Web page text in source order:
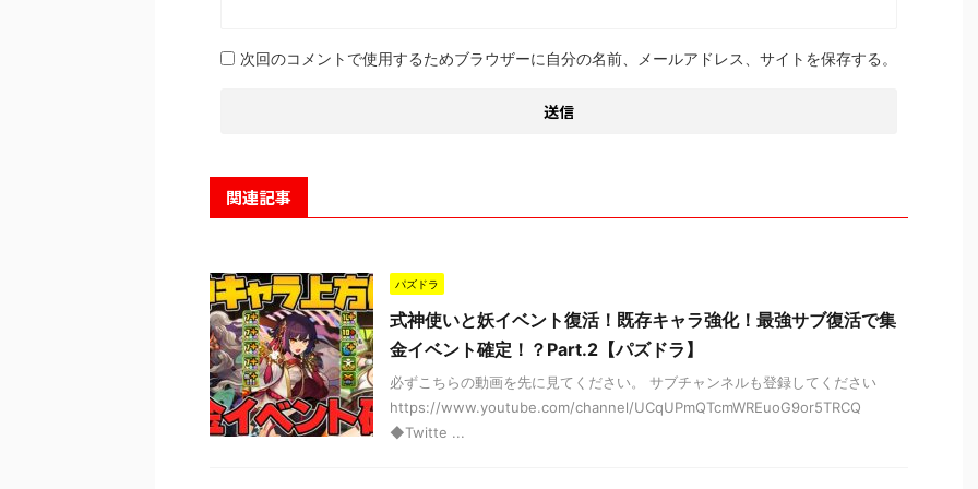
次回のコメントで使用するためブラウザーに自分の名前、メールアドレス、サイトを保存する。
関連記事
パズドラ
式神使いと妖イベント復活！既存キャラ強化！最強サブ復活で集
金イベント確定！？Part.2【パズドラ】
必ずこちらの動画を先に見てください。 サブチャンネルも登録してください
https://www.youtube.com/channel/UCqUPmQTcmWREuoG9or5TRCQ
◆Twitte ...